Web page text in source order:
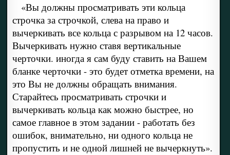
«Вы должны просматривать эти кольца
строчка за строчкой, слева на право и
вычеркивать все кольца с разрывом на 12 часов.
Вычеркивать нужно ставя вертикальные
черточки. иногда я сам буду ставить на Вашем
бланке черточки - это будет отметка времени, на
это Вы не должны обращать внимания.
Старайтесь просматривать строчки и
вычеркивать кольца как можно быстрее, но
самое главное в этом задании - работать без
ошибок, внимательно, ни одного кольца не
пропустить и не одной лишней не вычеркнуть».